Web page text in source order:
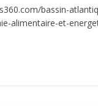
bassin-
alimentaire-et-